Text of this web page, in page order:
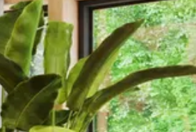
indeling aanpassen. Neem dan contact op